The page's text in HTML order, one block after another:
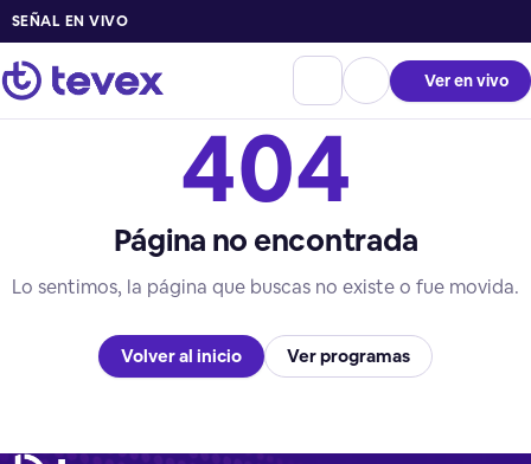
SEÑAL EN VIVO
Ver en vivo
404
Página no encontrada
Lo sentimos, la página que buscas no existe o fue movida.
Volver al inicio Ver programas